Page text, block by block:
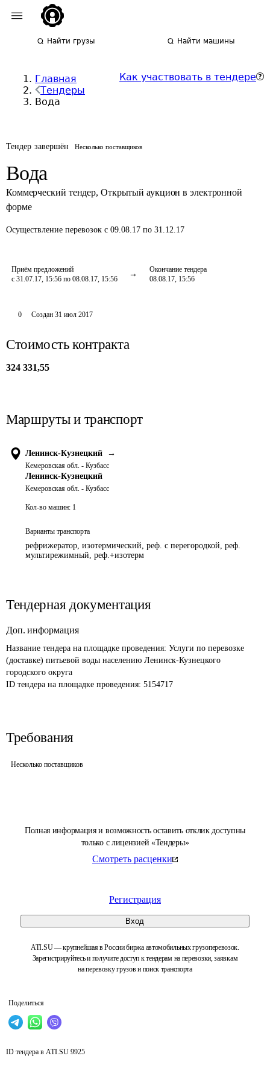
Найти грузы Найти машины
Главная
Тендеры
Вода
Как участвовать в тендере
Тендер завершён Несколько поставщиков
Вода
Коммерческий тендер, Открытый аукцион в электронной
форме
Осуществление перевозок с 09.08.17 по 31.12.17
Приём предложений
с 31.07.17, 15:56 по 08.08.17, 15:56
Окончание тендера
08.08.17, 15:56
Полная информация и возможность оставить отклик доступны
только с лицензией «Тендеры»
Смотреть расценки
Регистрация
Вход
ATI.SU — крупнейшая в России биржа автомобильных грузоперевозок.
Зарегистрируйтесь и получите доступ к тендерам на перевозки, заявкам
на перевозку грузов и поиск транспорта
Поделиться
0 Создан 31 июл 2017
Стоимость контракта
324 331,55
Маршруты и транспорт
Ленинск-Кузнецкий →
Кемеровская обл. - Кузбасс
Ленинск-Кузнецкий
Кемеровская обл. - Кузбасс
Кол-во машин: 1
Варианты транспорта
рефрижератор, изотермический, реф. с перегородкой, реф.
мультирежимный, реф.+изотерм
Тендерная документация
Доп. информация
Название тендера на площадке проведения: Услуги по перевозке
(доставке) питьевой воды населению Ленинск-Кузнецкого
городского округа
ID тендера на площадке проведения: 5154717
Требования
Несколько поставщиков
ID тендера в ATI.SU 9925